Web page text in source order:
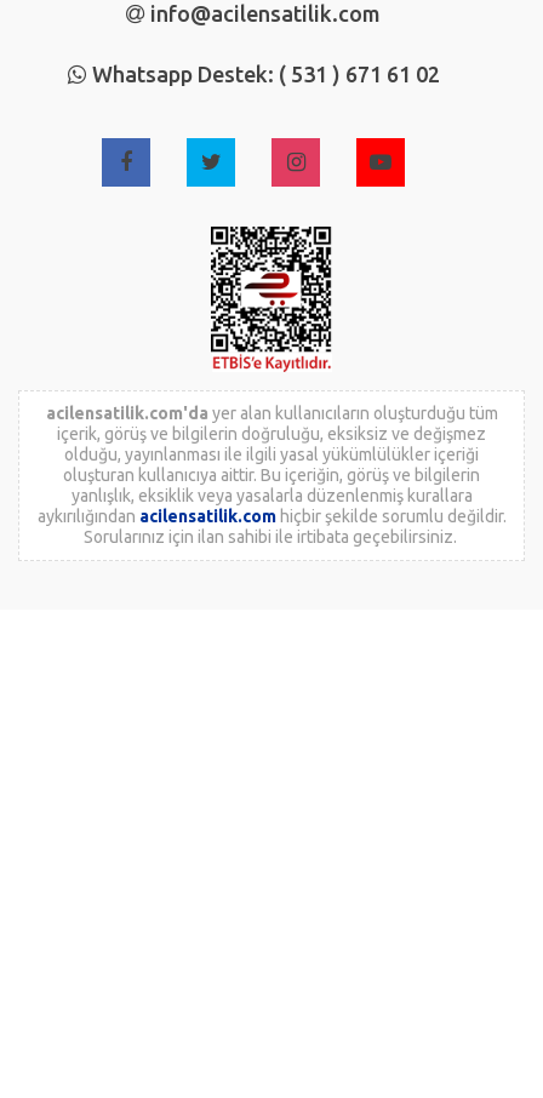
info@acilensatilik.com
Whatsapp Destek: ( 531 ) 671 61 02
acilensatilik.com'da yer alan kullanıcıların oluşturduğu tüm
içerik, görüş ve bilgilerin doğruluğu, eksiksiz ve değişmez
olduğu, yayınlanması ile ilgili yasal yükümlülükler içeriği
oluşturan kullanıcıya aittir. Bu içeriğin, görüş ve bilgilerin
yanlışlık, eksiklik veya yasalarla düzenlenmiş kurallara
aykırılığından acilensatilik.comhiçbir şekilde sorumlu değildir.
Sorularınız için ilan sahibi ile irtibata geçebilirsiniz.